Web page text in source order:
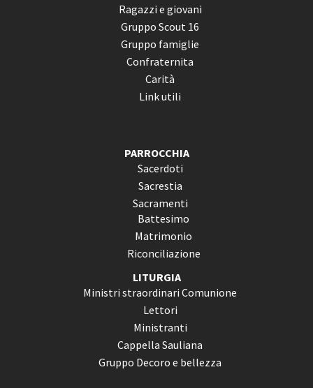
Ragazzi e giovani
Gruppo Scout 16
Gruppo famiglie
Confraternita
Carità
Link utili
PARROCCHIA
Sacerdoti
Sacrestia
Sacramenti
Battesimo
Matrimonio
Riconciliazione
LITURGIA
Ministri straordinari Comunione
Lettori
Ministranti
Cappella Sauliana
Gruppo Decoro e bellezza